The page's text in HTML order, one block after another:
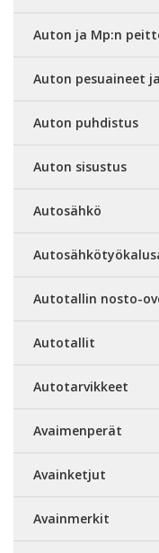
Auton ja Mp:n
Auton pesuaineet
Auton puhdistus
Auton sisustus
Autosähkö
Autotallin nosto-
Autotallit
Autotarvikkeet
Avaimenperät
Avainketjut
Avainmerkit